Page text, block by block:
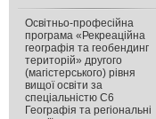
Освітньо-професійна
програма «Рекреаційна
географія та геобендинг
територій» другого
(магістерського) рівня
вищої освіти за
спеціальністю С6
Географія та регіональні